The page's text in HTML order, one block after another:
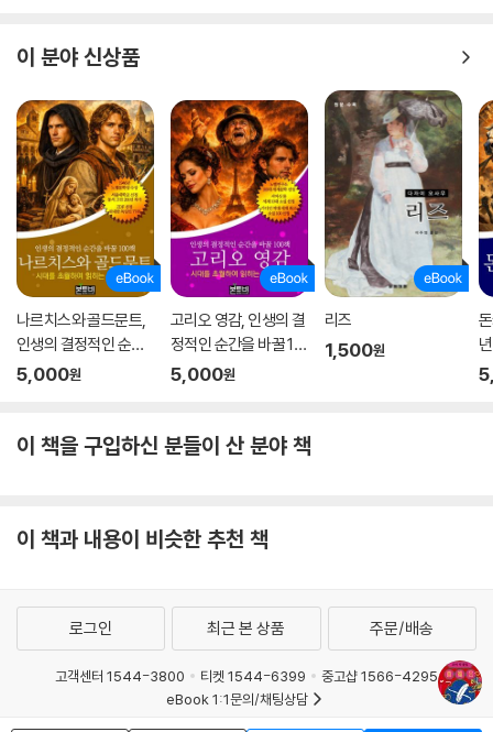
이 분야 신상품
나르치스와 골드문트,
인생의 결정적인 순간
을 바꿀 100책
5,000원
고리오 영감, 인생의 결
정적인 순간을 바꿀 10
0책
5,000원
리즈
1,500원
이 책을 구입하신 분들이 산 분야 책
이 책과 내용이 비슷한 추천 책
로그인 최근 본 상품 주문/배송
고객센터 1544-3800 티켓 1544-6399
중고샵 1566-4295
eBook 1:1문의/채팅상담